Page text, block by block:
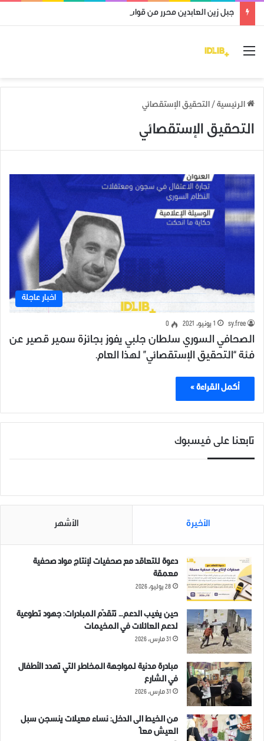
جبل زين العابدين محرر من قوات النظام وميليشياته
القائمة
الرئيسية / التحقيق الإستقصائي
التحقيق الإستقصائي
اخبار عاجلة
sy.free 1 يونيو، 2021 0
الصحافي السوري سلطان جلبي يفوز بجائزة سمير قصير عن
فئة “التحقيق الإستقصائي” لهذا العام.
أكمل القراءة »
تابعنا على فيسبوك
الأخيرة الأشهر
دعوة للتعاقد مع صحفيات لإنتاج مواد صحفية
معمقة
28 يوليو، 2026
حين يغيب الدعم… تتقدّم المبادرات: جهود تطوعية
لدعم العائلات في المخيمات
31 مارس، 2026
مبادرة مدنية لمواجهة المخاطر التي تهدد الأطفال
في الشارع
31 مارس، 2026
من الخيط الى الدخل: نساء معيلات ينسجن سبل
العيش معاً